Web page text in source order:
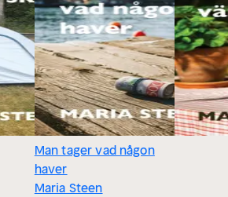
Man tager vad någon
haver
Maria Steen